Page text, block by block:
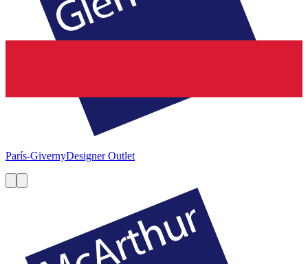
París-GivernyDesigner Outlet